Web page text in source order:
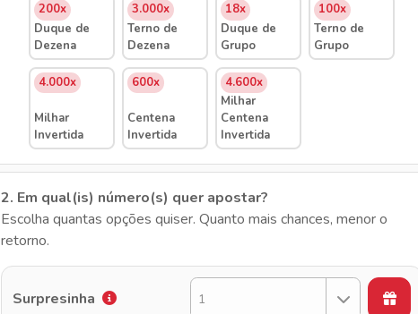
200x
Duque de
Dezena
3.000x
Terno de
Dezena
18x
Duque de
Grupo
100x
Terno de
Grupo
4.000x
Milhar
Invertida
600x
Centena
Invertida
4.600x
Milhar
Centena
Invertida
2. Em qual(is) número(s) quer apostar?
Escolha quantas opções quiser. Quanto mais chances, menor o
retorno.
Surpresinha 1